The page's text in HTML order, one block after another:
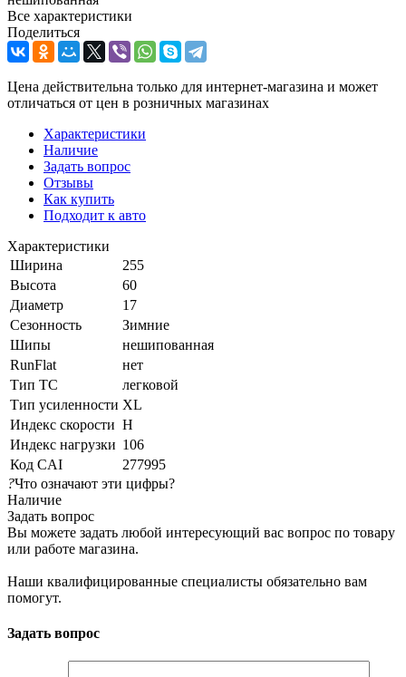
Все характеристики
Поделиться
Цена действительна только для интернет-магазина и может
отличаться от цен в розничных магазинах
Характеристики
Наличие
Задать вопрос
Отзывы
Как купить
Подходит к авто
Характеристики
Ширина
255
Высота
60
Диаметр
17
Сезонность
Зимние
Шипы
нешипованная
RunFlat
нет
Тип ТС
легковой
Тип усиленности XL
Индекс скорости H
Индекс нагрузки 106
Код CAI
277995
?Что означают эти цифры?
Наличие
Задать вопрос
Вы можете задать любой интересующий вас вопрос по товару
или работе магазина.
Наши квалифицированные специалисты обязательно вам
помогут.
Задать вопрос